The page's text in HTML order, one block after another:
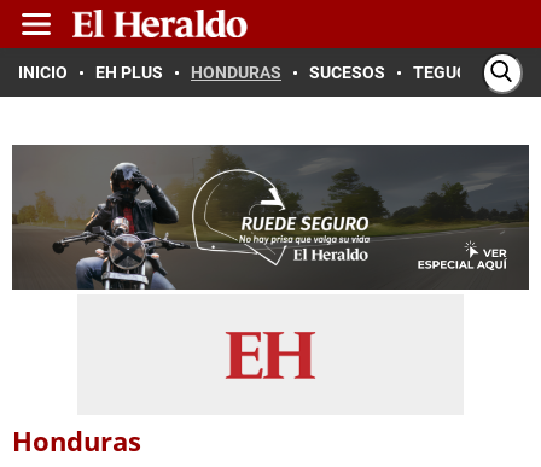
INICIO EH PLUS HONDURAS SUCESOS TEGUCIGALPA
Honduras